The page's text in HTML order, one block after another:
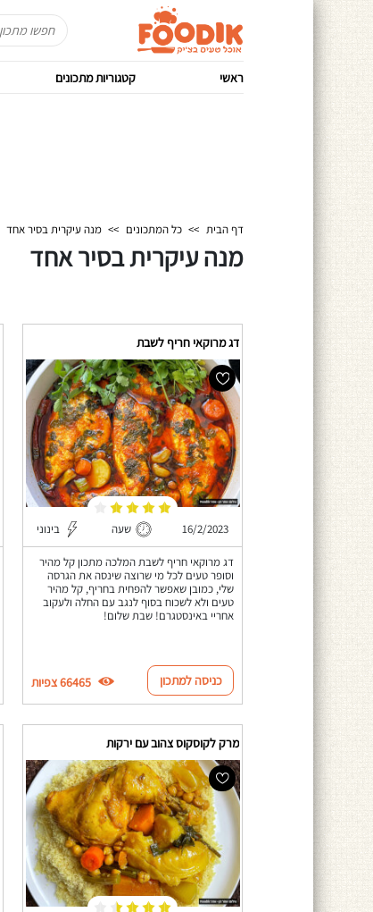
ראשי קטגוריות מתכונים
דף הבית >> כל המתכונים >> מנה עיקרית בסיר אחד
מנה עיקרית בסיר אחד
דג מרוקאי חריף לשבת
16/2/2023 שעה בינוני
דג מרוקאי חריף לשבת המלכה מתכון קל מהיר
וסופר טעים לכל מי שרוצה שינסה את הגרסה
שלי, כמובן שאפשר להפחית בחריף, קל מהיר
טעים ולא לשכוח בסוף לנגב עם החלה ולעקוב
אחריי באינסטגרם! שבת שלום!
כניסה למתכון 66465 צפיות
מרק לקוסקוס צהוב עם ירקות